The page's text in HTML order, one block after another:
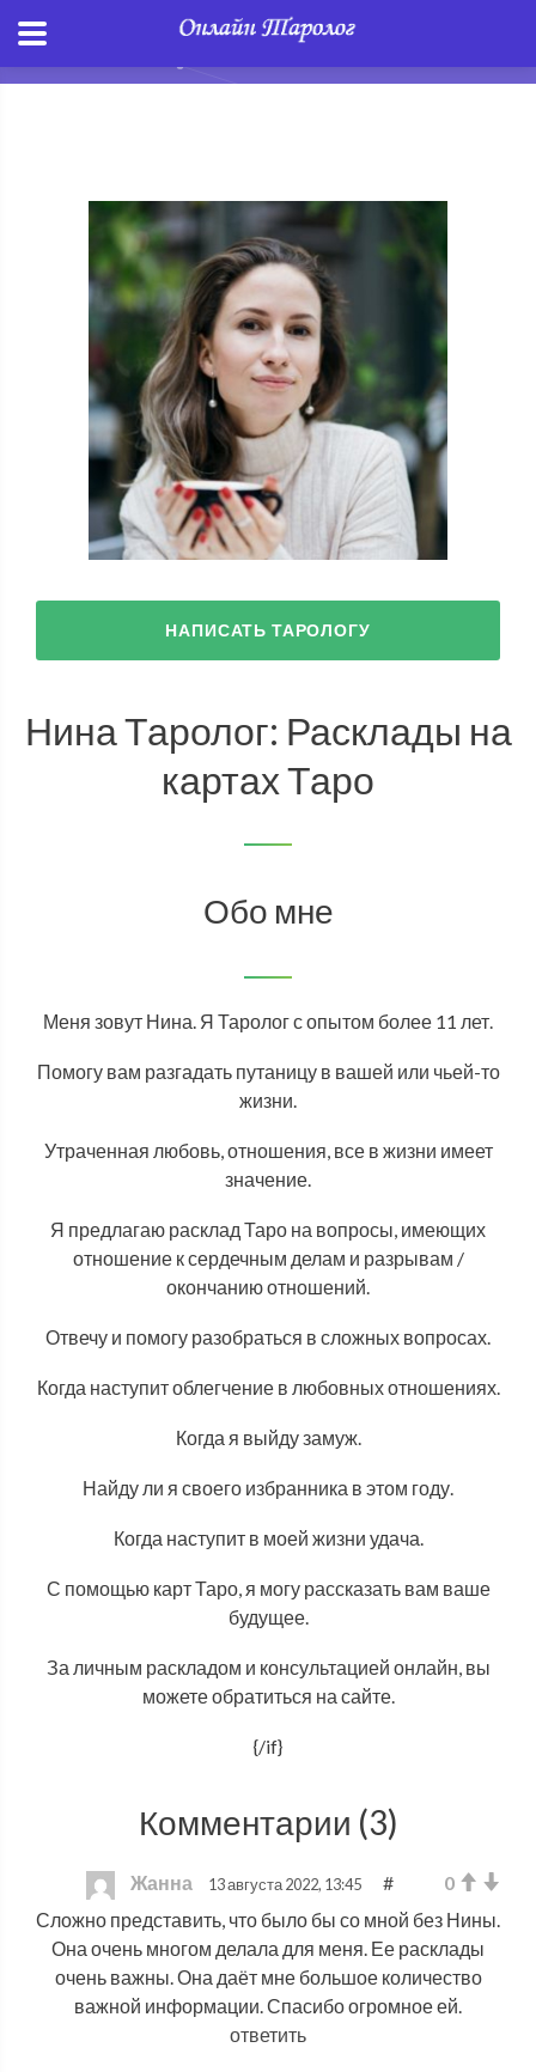
НАПИСАТЬ ТАРОЛОГУ
Нина Таролог: Расклады на
картах Таро
Обо мне
Меня зовут Нина. Я Таролог с опытом более 11 лет.
Помогу вам разгадать путаницу в вашей или чьей-то
жизни.
Утраченная любовь, отношения, все в жизни имеет
значение.
Я предлагаю расклад Таро на вопросы, имеющих
отношение к сердечным делам и разрывам /
окончанию отношений.
Отвечу и помогу разобраться в сложных вопросах.
Когда наступит облегчение в любовных отношениях.
Когда я выйду замуж.
Найду ли я своего избранника в этом году.
Когда наступит в моей жизни удача.
С помощью карт Таро, я могу рассказать вам ваше
будущее.
За личным раскладом и консультацией онлайн, вы
можете обратиться на сайте.
{/if}
Комментарии (3)
Жанна 13 августа 2022, 13:45 #
0
Сложно представить, что было бы со мной без Нины.
Она очень многом делала для меня. Ее расклады
очень важны. Она даёт мне большое количество
важной информации. Спасибо огромное ей.
ответить